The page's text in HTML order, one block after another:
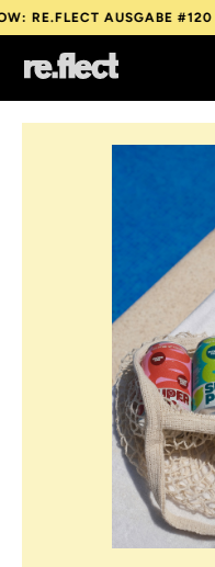
AUSGABE #120 –
AUSGABE #120 –